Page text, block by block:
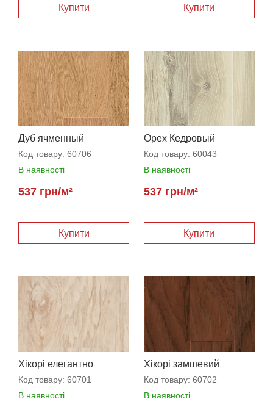
Дуб ячменный
Код товару: 60706
В наявності
537 грн/м²
Орех Кедровый
Код товару: 60043
В наявності
537 грн/м²
Хікорі елегантно
Код товару: 60701
В наявності
Хікорі замшевий
Код товару: 60702
В наявності